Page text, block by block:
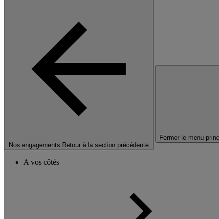
Nos engagements Retour à la section précédente
Fermer le menu
A vos côtés